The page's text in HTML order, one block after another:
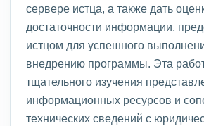
сервере истца, а также дать
достаточности информации,
истцом для успешного
внедрению программы. Эта
тщательного изучения
информационных ресурсов и
технических сведений с